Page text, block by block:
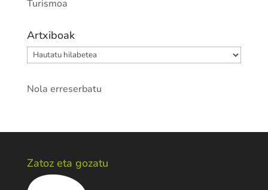
Turismoa
Artxiboak
Artxiboak
Nola erreserbatu
Zatoz eta gozatu